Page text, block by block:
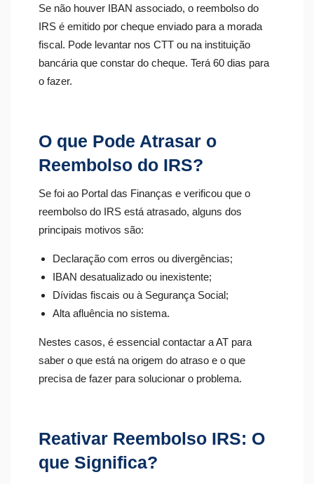
Se não houver IBAN associado, o reembolso do
IRS é emitido por cheque enviado para a morada
fiscal. Pode levantar nos CTT ou na instituição
bancária que constar do cheque. Terá 60 dias para
o fazer.
O que Pode Atrasar o
Reembolso do IRS?
Se foi ao Portal das Finanças e verificou que o
reembolso do IRS está atrasado, alguns dos
principais motivos são:
Declaração com erros ou divergências;
IBAN desatualizado ou inexistente;
Dívidas fiscais ou à Segurança Social;
Alta afluência no sistema.
Nestes casos, é essencial contactar a AT para
saber o que está na origem do atraso e o que
precisa de fazer para solucionar o problema.
Reativar Reembolso IRS: O
que Significa?